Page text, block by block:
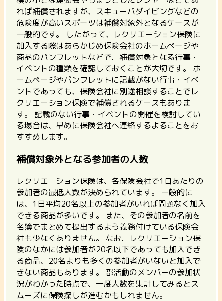
れば補償されますが、スキューバダイビングなどの
危険度が高いスポーツは補償対象外となるケースが
一般的です。 したがって、
レクリエーション保険に
加入する際はあらかじめ保険会社のホームページや
商品のパンフレットなどで、補償対象となる行事・
イベントの種類を確認しておく ことが大切です。 ホ
ームページやパンフレットに記載がない行事・イベ
ントであっても、保険会社に別途相談することでレ
クリエーション保険で補償されるケースもありま
す。 記載のない行事・イベントの開催を検討してい
る場合は、早めに保険会社へ連絡するよることをお
すすめします。
補償対象外となる参加者の人数
レクリエーション保険は、各保険会社で1日あたりの
参加者の最低人数が決められています。 一般的に
は、 1日平均20名以上の参加者がいれば問題なく加入
できる商品が多いです。 また、その参加者の名前を
名簿でまとめて提出するよう義務付けている保険会
社も少なくありません。 なお、レクリエーション保
険のなかには参加者が20名以下であっても加入でき
る商品、20名よりも多くの参加者がいないと加入で
きない商品もあります。 部活動のメンバーの参加状
況がわかった時点で、一度人数を集計してみるとス
ムーズに保険探しが進むかもしれません。